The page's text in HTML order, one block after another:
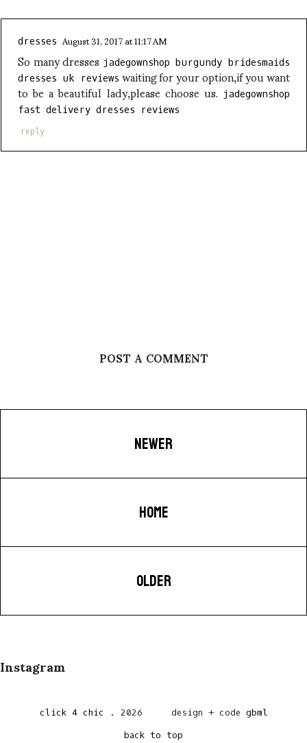
dresses August 31, 2017 at 11:17 AM
So many dresses jadegownshop burgundy bridesmaids
dresses uk reviews waiting for your option,if you want
to be a beautiful lady,please choose us. jadegownshop
fast delivery dresses reviews
reply
POST A COMMENT
NEWER
HOME
OLDER
Instagram
click 4 chic . 2026 design + code gbml
back to top